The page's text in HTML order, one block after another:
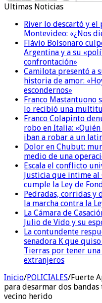
Ultimas Noticias
River lo descartó y el
Montevideo: «¿Nos
Flávio Bolsonaro
Argentina y a su
confrontación»
Camilota presentó a
historia de amor:
escondernos»
Franco Mastantuono
lo recibió una
Franco Colapinto
robo en Italia:
iban a robar a un
Dolor en Chubut:
medio de una
Escala el conflicto
Justicia que intime
cumple la Ley de
Pedradas, corridas y
la marcha contra la
La Cámara de
Julio de Vido y su
La contundente
senadora K que
Tierras por tener una
extranjeros
Inicio/POLICIALES/Fuerte
para desarmar dos
vecino herido